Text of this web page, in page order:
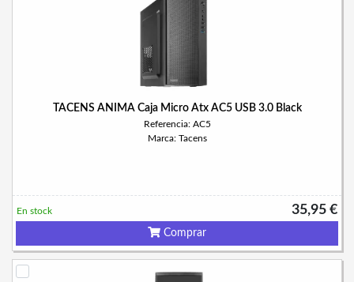
TACENS ANIMA Caja Micro Atx AC5 USB 3.0 Black
Referencia: AC5
Marca: Tacens
35,95 €
En stock
Comprar